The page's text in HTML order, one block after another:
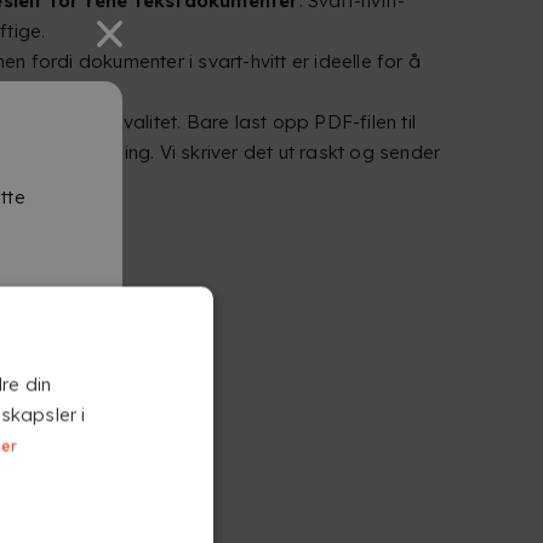
fordi dokumenter i svart-hvitt er ideelle for å
profesjonell kvalitet. Bare last opp PDF-filen til
Vi skriver det ut raskt og sender
din
i